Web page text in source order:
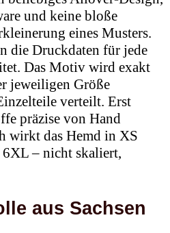
und keine bloße
eines Musters.
die Druckdaten für jede
Das Motiv wird exakt
jeweiligen Größe
verteilt. Erst
präzise von Hand
wirkt das Hemd in XS
– nicht skaliert,
aus Sachsen